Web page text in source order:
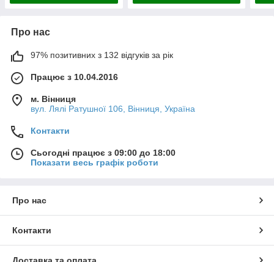
Про нас
97% позитивних з 132 відгуків за рік
Працює з 10.04.2016
м. Вінниця
вул. Лялі Ратушної 106, Вінниця, Україна
Контакти
Сьогодні працює з 09:00 до 18:00
Показати весь графік роботи
Про нас
Контакти